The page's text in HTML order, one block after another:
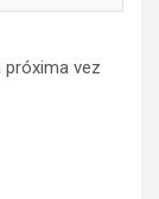
próxima vez